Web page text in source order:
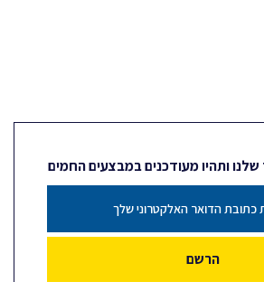
שלנו ותהיו מעודכנים במבצעים החמים
הרשם